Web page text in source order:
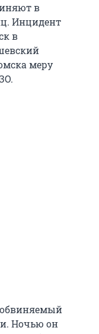
в
Инцидент
в
меру
обвиняемый
Ночью он